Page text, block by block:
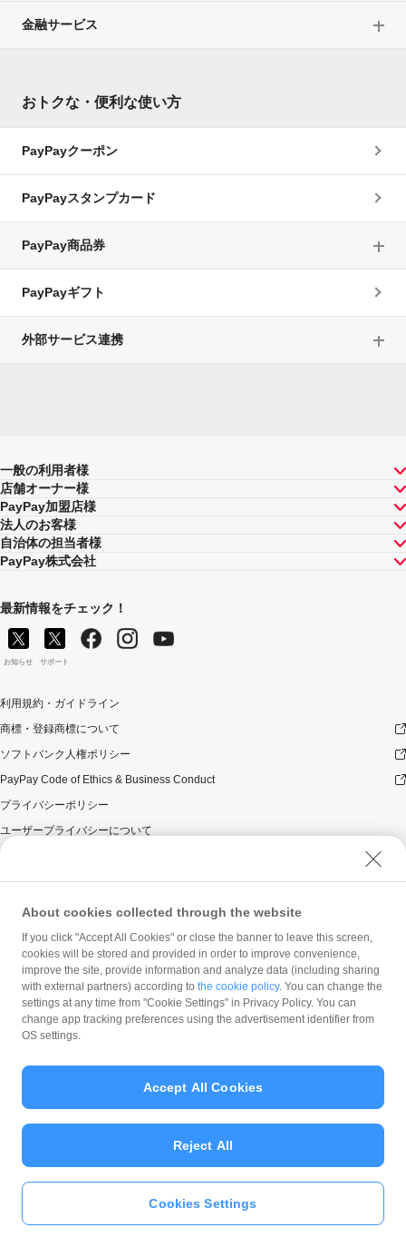
PayPayアプリをダウンロ
ード＞＞
金融サービス
おトクな・便利な使い方
PayPayクーポン
PayPayスタンプカード
PayPay商品券
PayPayギフト
外部サービス連携
一般の利用者様
店舗オーナー様
PayPay加盟店様
法人のお客様
自治体の担当者様
PayPay株式会社
最新情報をチェック！
お知らせ サポート
利用規約・ガイドライン
商標・登録商標について
ソフトバンク人権ポリシー
PayPay Code of Ethics & Business Conduct
プライバシーポリシー
ユーザープライバシーについて
ウェブサイト利用規約
反社会的勢力に対する方針
勧誘方針
マネロン等基本方針
カスタマーハラスメントに関する当社の考え方
© PayPay Corporation
About cookies collected through the website
If you click "Accept All Cookies" or close the banner to leave this screen,
cookies will be stored and provided in order to improve convenience,
improve the site, provide information and analyze data (including sharing
with external partners) according to the cookie policy. You can change the
settings at any time from "Cookie Settings" in Privacy Policy. You can
change app tracking preferences using the advertisement identifier from
OS settings.
Cookies Settings
Reject All
Accept All Cookies